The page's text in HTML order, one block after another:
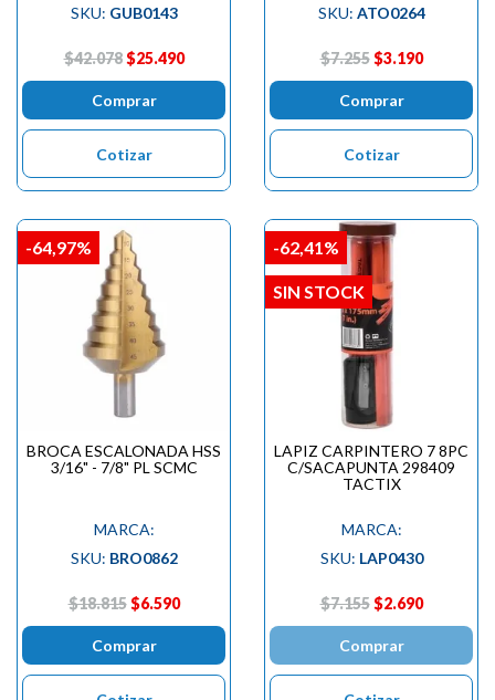
SKU: GUB0143
$42.078 $25.490
Comprar
Cotizar
SKU: ATO0264
$7.255 $3.190
Comprar
Cotizar
BROCA ESCALONADA HSS
3/16" - 7/8" PL SCMC
MARCA:
SKU: BRO0862
$18.815 $6.590
Comprar
-64,97%
LAPIZ CARPINTERO 7 8PC
C/SACAPUNTA 298409
TACTIX
MARCA:
SKU: LAP0430
$7.155 $2.690
Comprar
-62,41%
SIN STOCK